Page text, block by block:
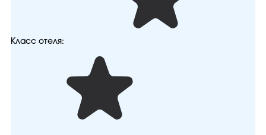
Класс отеля: